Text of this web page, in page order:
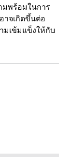
มพร้อมในการ
าจเกิดขึ้นต่อ
มเข้มแข็งให้กับ